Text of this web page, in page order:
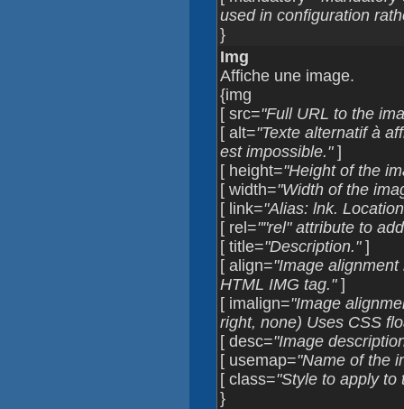
used in configuration
}
Img
Affiche une image.
{img
[ src="Full URL to the
[ alt="Texte alternatif à
est impossible."]
[ height="Height of the
[ width="Width of the
[ link="Alias: lnk.
[ rel=""rel" attribute to
[ title="Description."]
[ align="Image
HTML IMG tag."]
[ imalign="Image
right, none) Uses CSS
[ desc="Image
[ usemap="Name of the
[ class="Style to apply to
}